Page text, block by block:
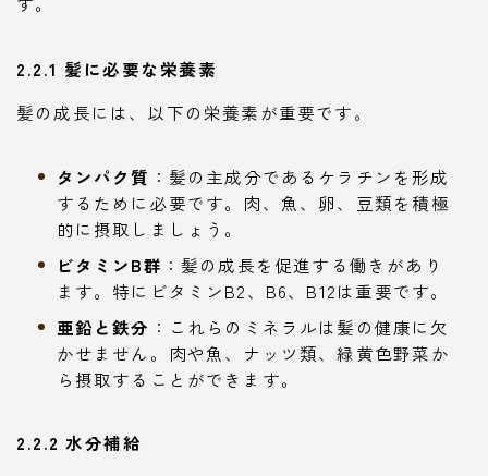
2.2.1 髪に必要な栄養素
髪の成長には、以下の栄養素が重要です。
タンパク質 ：髪の主成分であるケラチンを形成
するために必要です。肉、魚、卵、豆類を積極
的に摂取しましょう。
ビタミンB群 ：髪の成長を促進する働きがあり
ます。特にビタミンB2、B6、B12は重要です。
亜鉛と鉄分 ：これらのミネラルは髪の健康に欠
かせません。肉や魚、ナッツ類、緑黄色野菜か
ら摂取することができます。
2.2.2 水分補給